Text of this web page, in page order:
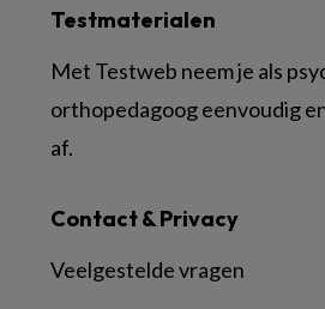
Contact & Privacy
Veelgestelde vragen
Testmaterialen
Met Testweb neem je als
orthopedagoog eenvoudig
af.